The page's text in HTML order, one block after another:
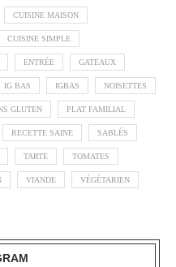
CUISINE MAISON
CUISINE SIMPLE
ENTRÉE GATEAUX
IG BAS IGBAS NOISETTES
GLUTEN PLAT FAMILIAL
RECETTE SAINE SABLÉS
TARTE TOMATES
VIANDE VÉGÉTARIEN